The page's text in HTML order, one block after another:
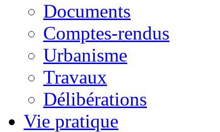
Documents
Comptes-rendus
Urbanisme
Travaux
Délibérations
Vie pratique